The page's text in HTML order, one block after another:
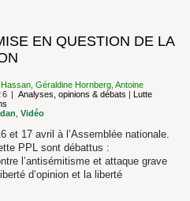
EN QUESTION DE LA
Géraldine Hornberg Antoine
Analyses, opinions & débats |Lutte
Vidéo
et 17 avril à l’Assemblée nationale.
PPL sont débattus :
l’antisémitisme et attaque grave
d’opinion et la liberté